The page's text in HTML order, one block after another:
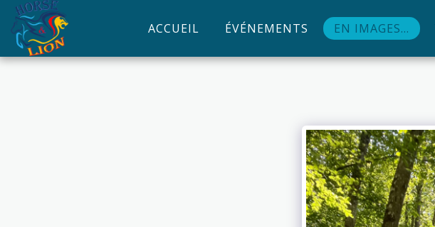
ACCUEIL ÉVÉNEMENTS EN IMAGES...